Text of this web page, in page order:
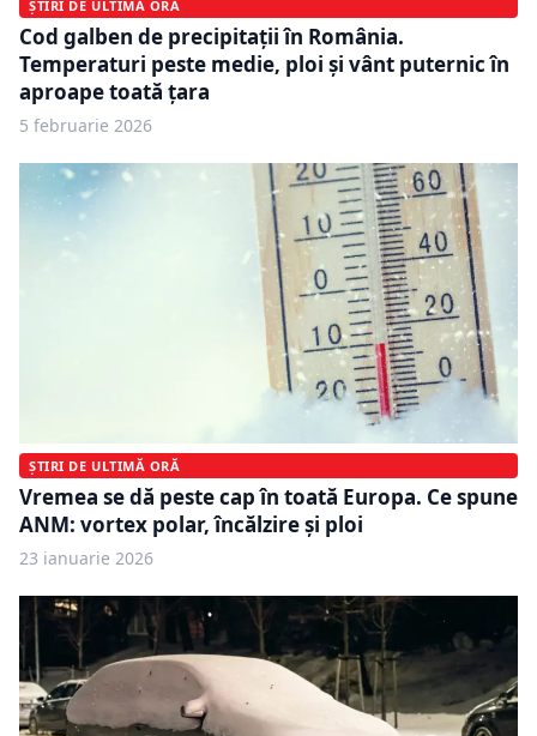
ȘTIRI DE ULTIMĂ ORĂ
Cod galben de precipitații în România.
Temperaturi peste medie, ploi și vânt puternic în
aproape toată țara
5 februarie 2026
ȘTIRI DE ULTIMĂ ORĂ
Vremea se dă peste cap în toată Europa. Ce spune
ANM: vortex polar, încălzire și ploi
23 ianuarie 2026